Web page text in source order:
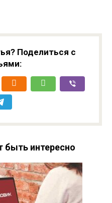
Поделиться с
интересно